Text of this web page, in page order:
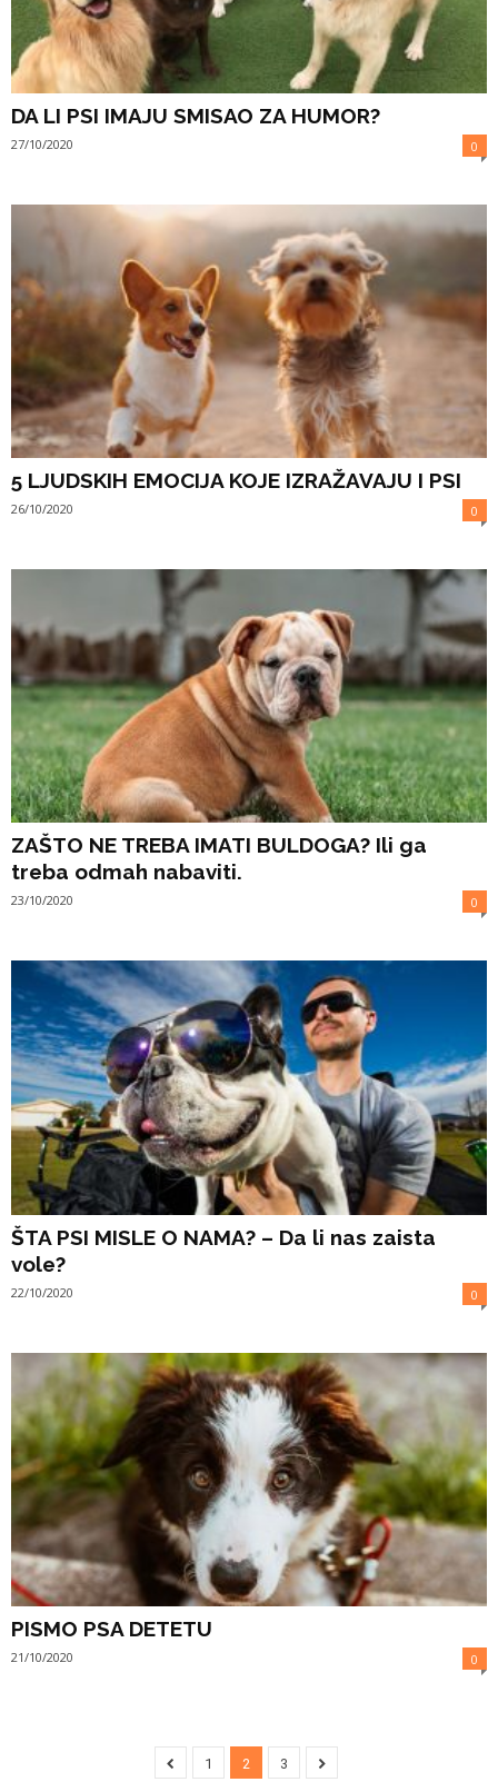
DA LI PSI IMAJU SMISAO ZA HUMOR?
27/10/2020 0
5 LJUDSKIH EMOCIJA KOJE IZRAŽAVAJU I PSI
26/10/2020 0
ZAŠTO NE TREBA IMATI BULDOGA? Ili ga
treba odmah nabaviti.
23/10/2020 0
ŠTA PSI MISLE O NAMA? – Da li nas zaista
vole?
22/10/2020 0
PISMO PSA DETETU
21/10/2020 0
1 2 3